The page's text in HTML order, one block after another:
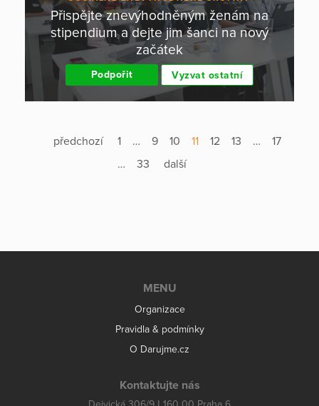
Přispějte znevýhodněným ženám na
stipendium a dejte jim šanci na nový
začátek
Podpořit Vyzvat ostatní
předchozí 1 … 9 10 11 12 13 …
17
…
33 další
MENU
Organizace
Pravidla & podmínky
O Darujme.cz
Kontaktujte nás